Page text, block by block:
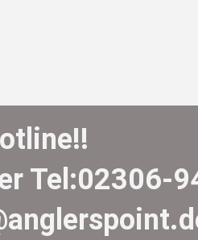
Tel:02306-